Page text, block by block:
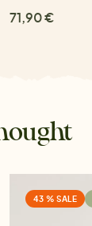
71,90 €
43 % SALE